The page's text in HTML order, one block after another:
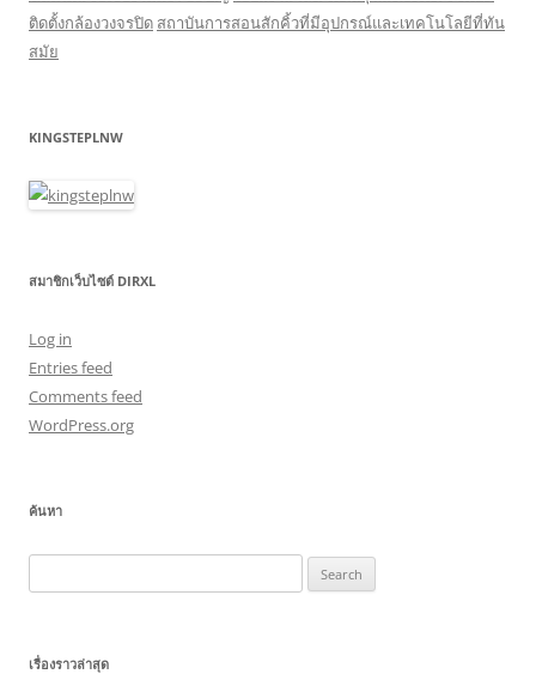
ติดตั้งกล้องวงจรปิด สถาบันการสอนสักคิ้วที่มีอุปกรณ์และเทคโนโลยีที่ทัน
สมัย
KINGSTEPLNW
สมาชิกเว็บไซต์ DIRXL
Log in
Entries feed
Comments feed
WordPress.org
ค้นหา
for:
เรื่องราวล่าสุด